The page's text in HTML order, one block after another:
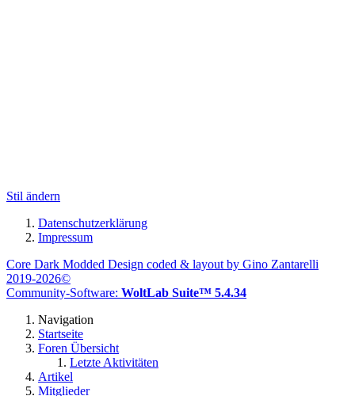
Stil ändern
Datenschutzerklärung
Impressum
Core Dark Modded Design coded & layout by Gino Zantarelli
2019-2026©
Community-Software: WoltLab Suite™ 5.4.34
Navigation
Startseite
Foren Übersicht
Letzte Aktivitäten
Artikel
Mitglieder